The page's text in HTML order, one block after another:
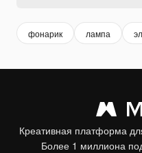
фонарик лампа
Креативная платформа
Более 1 миллиона